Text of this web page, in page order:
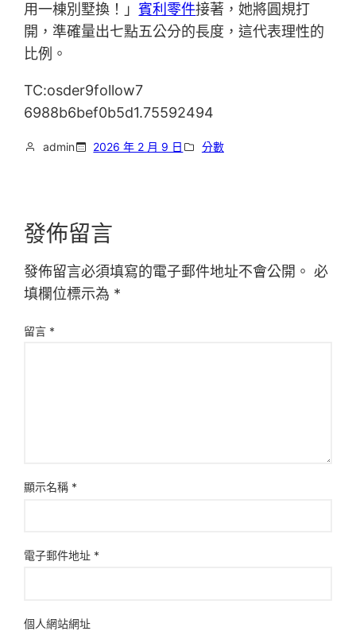
用一棟別墅換！」賓利零件接著，她將圓規打
開，準確量出七點五公分的長度，這代表理性的
比例。
TC:osder9follow7
6988b6bef0b5d1.75592494
admin 2026 年 2 月 9 日 分數
發佈留言
發佈留言必須填寫的電子郵件地址不會公開。 必
填欄位標示為 *
留言 *
顯示名稱 *
電子郵件地址 *
個人網站網址